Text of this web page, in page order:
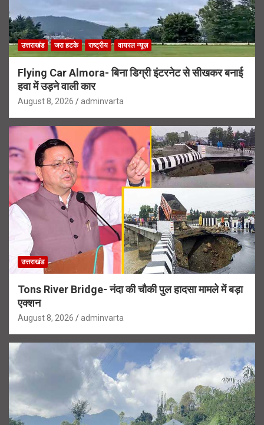
उत्तराखंड जरा हटके राष्ट्रीय वायरल न्यूज़
Flying Car Almora- बिना डिग्री इंटरनेट से सीखकर बनाई
हवा में उड़ने वाली कार
August 8, 2026 adminvarta
उत्तराखंड
Tons River Bridge- नंदा की चौकी पुल हादसा मामले में बड़ा
एक्शन
August 8, 2026 adminvarta